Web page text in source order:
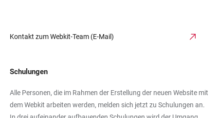
Kontakt zum Webkit-Team (E-Mail)
Schulungen
Alle Personen, die im Rahmen der Erstellung der neuen Website mit
dem Webkit arbeiten werden, melden sich jetzt zu Schulungen an.